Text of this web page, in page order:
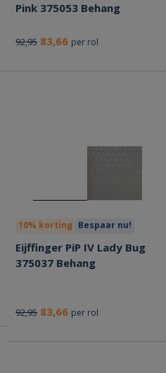
Pink 375053 Behang
92,95 83,66 per rol
10% korting Bespaar nu!
Eijffinger PiP IV Lady Bug
375037 Behang
92,95 83,66 per rol